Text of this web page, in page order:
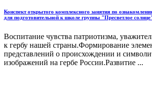
Конспект открытого комплексного занятия по
для подготовительной к школе группы "Пресветлое
Воспитание чувства патриотизма,
к гербу нашей страны.Формирование
представлений о происхождении и
изображений на гербе России.Развитие ...